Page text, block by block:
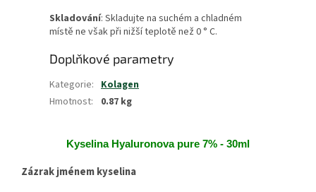
Skladování: Skladujte na suchém a chladném
místě ne však při nižší teplotě než 0 ° C.
Doplňkové parametry
Kategorie: Kolagen
Hmotnost: 0.87 kg
Kyselina Hyaluronova pure 7% - 30ml
Zázrak jménem kyselina